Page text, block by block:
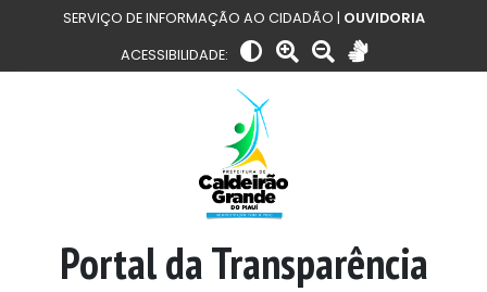
SERVIÇO DE INFORMAÇÃO AO CIDADÃO | OUVIDORIA
ACESSIBILIDADE:
Portal da Transparência